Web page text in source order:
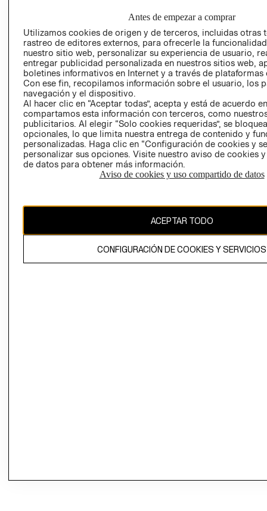
TRANSPARENCIA
Y ÉTICA (INGLÉS)
COMERCIO - SIC
PETICIONES
QUEJAS Y
RECLAMOS
Colombia ($)
CAMBIAR REGIÓN
propiedad de H&M Hennes & Mauritz AB.
Antes de empezar a comprar
Utilizamos cookies de origen y de terceros, incluidas otras
rastreo de editores externos, para ofrecerle la
nuestro sitio web, personalizar su experiencia de usuario,
entregar publicidad personalizada en nuestros sitios web,
boletines informativos en Internet y a través de plataformas
Con ese fin, recopilamos información sobre el usuario, los
navegación y el dispositivo.
Al hacer clic en “Aceptar todas”, acepta y está de acuerdo
compartamos esta información con terceros, como
publicitarios. Al elegir “Solo cookies requeridas”, se
opcionales, lo que limita nuestra entrega de contenido y
personalizadas. Haga clic en “Configuración de cookies y
personalizar sus opciones. Visite nuestro aviso de cookies
de datos para obtener más información.
Aviso de cookies y uso compartido de datos
ACEPTAR TODO
CONFIGURACIÓN DE COOKIES Y SERVICIOS